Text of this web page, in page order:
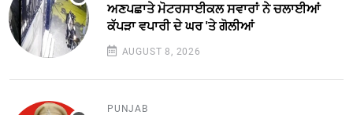
ਅਣਪਛਾਤੇ ਮੋਟਰਸਾਈਕਲ ਸਵਾਰਾਂ ਨੇ ਚਲਾਈਆਂ
ਕੱਪੜਾ ਵਪਾਰੀ ਦੇ ਘਰ 'ਤੇ ਗੋਲੀਆਂ
AUGUST 8, 2026
PUNJAB